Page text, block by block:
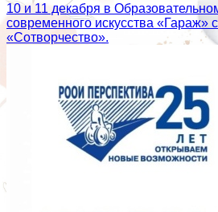
10 и 11 декабря в
современного искусства «Гараж»
«Сотворчество».